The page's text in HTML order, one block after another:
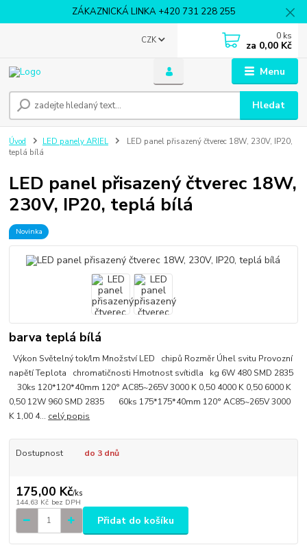
ZÁKAZNICKÁ LINKA +420 731 228 255
Menu
CZK
Hledat
0 ks
za 0,00 Kč
Úvod LED panely ARIEL
LED panel přisazený čtverec 18W, 230V, IP20,
teplá bílá
LED panel přisazený čtverec 18W,
230V, IP20, teplá bílá
Novinka
barva teplá bílá
Výkon Světelný tok/lm Množství LED chipů Rozměr Úhel svitu Provozní
napětí Teplota chromatičnosti Hmotnost svítidla kg 6W 480 SMD 2835
30ks 120*120*40mm 120° AC85~265V 3000 K 0,50 4000 K 0,50 6000 K
0,50 12W 960 SMD 2835 60ks 175*175*40mm 120° AC85~265V 3000
K 1,00 4... celý popis
Dostupnost do 3 dnů
175,00 Kč/ks
144,63 Kč bez DPH
Přidat do košíku